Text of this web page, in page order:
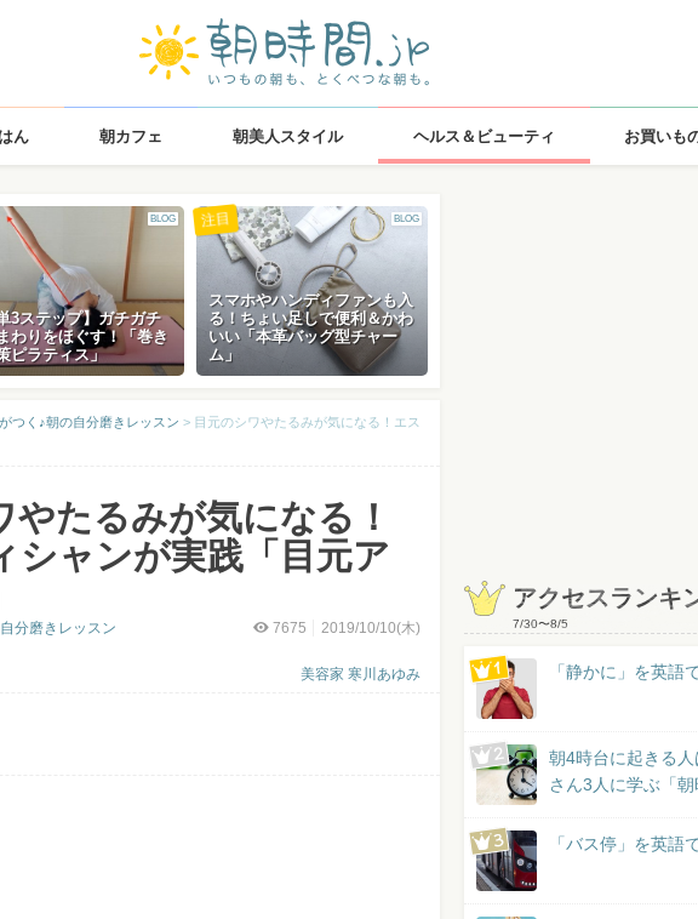
ん 朝カフェ 朝美人スタイル ヘルス＆ビューティ お買いも
BLOG
3ステップ】ガチガチ
わりをほぐす！「巻き
ピラティス」
BLOG
スマホやハンディファンも入
る！ちょい足しで便利＆かわ
いい「本革バッグ型チャー
ム」
注目
つく♪朝の自分磨きレッスン > 目元のシワやたるみが気になる！エス
やたるみが気になる！
シャンが実践「目元ア
7675 2019/10/10(木)
美容家 寒川あゆみ
分磨きレッスン
アクセスランキ
7/30〜8/5
「静かに」を英語
朝4時台に起きる
さん3人に学ぶ「朝
「バス停」を英語